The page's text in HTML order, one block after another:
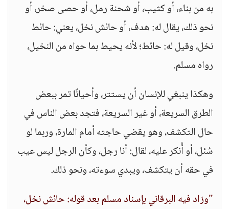
به من بناء، أو كثيب، أو شحنة رمل، أو حصى صخر، أو
نحو ذلك، يقال له: هدف، أو حائش نخل، يعني: حائط
نخل، وقيل له: حائط؛ لأنه يحيط بما حواه من النخيل،
رواه مسلم.
وهكذا ينبغي للإنسان أن يستتر، وأحيانًا تمر ببعض
الطرق السريعة، أو غير السريعة، فتجد بعض الناس في
حال التكشف، وهو يقضي حاجته أمام المارة، وربما لو
سُئل، أو أُنكر عليه، لقال: أنا رجل، وكأن الرجل ليس عيب
في حقه أن يتكشف، ويبدي سوءته، ونحو ذلك.
"وزاد فيه البرقاني بإسناد مسلم بعد قوله: حائش نخل،